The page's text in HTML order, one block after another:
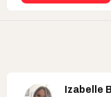
Izabelle